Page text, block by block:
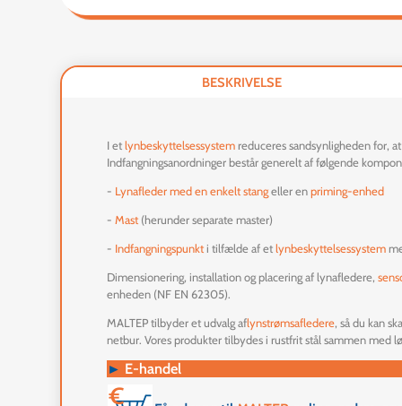
BESKRIVELSE
I etlynbeskyttelsessystemreduceres sandsynligheden for,
Indfangningsanordninger består generelt af følgende
- Lynafleder med en enkelt stangeller enpriming-enhed
-Mast (herunder separate master)
- Indfangningspunkti tilfælde af etlynbeskyttelsessystem
Dimensionering, installation og placering af lynafledere,
enheden (NF EN 62305).
MALTEP tilbyder et udvalg aflynstrømsafledere, så du kan
netbur. Vores produkter tilbydes i rustfrit stål sammen med
► E-handel